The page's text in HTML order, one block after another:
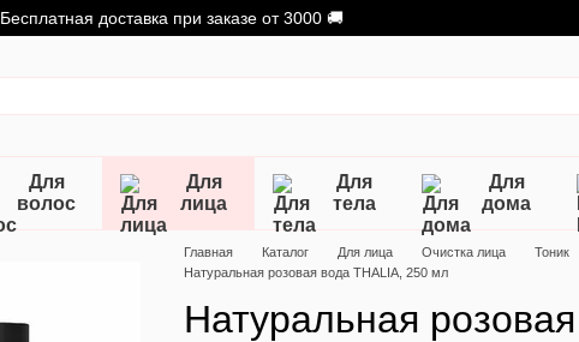
Бесплатная доставка при заказе от 3000 🚚
Для
волос
Для
лица
Для
тела
Для
дома
Главная Каталог Для лица Очистка лица Тоник
Натуральная розовая вода THALIA, 250 мл
Натуральная